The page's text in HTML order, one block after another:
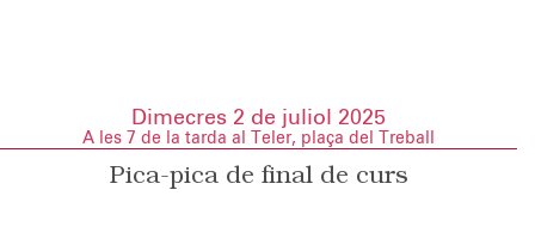
Dimecres 2 de juliol 2025
A les 7 de la tarda al Teler, plaça del Treball
Pica-pica de final de curs